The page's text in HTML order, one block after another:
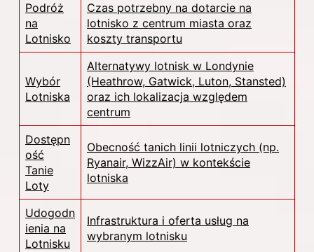
Podróż
na
Lotnisko
Czas potrzebny na dotarcie na
lotnisko z centrum miasta oraz
koszty transportu
Wybór
Lotniska
Alternatywy lotnisk w Londynie
(Heathrow, Gatwick, Luton, Stansted)
oraz ich lokalizacja względem
centrum
Dostępn
ość
Tanie
Loty
Obecność tanich linii lotniczych (np.
Ryanair, WizzAir) w kontekście
lotniska
Udogodn
ienia na
Lotnisku
Infrastruktura i oferta usług na
wybranym lotnisku